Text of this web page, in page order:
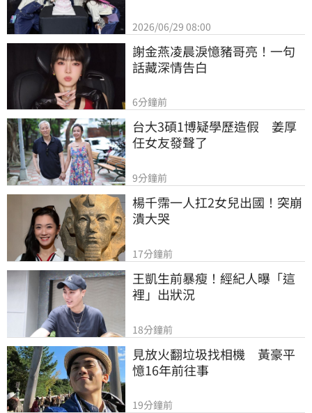
2026/06/29 08:00
謝金燕凌晨淚憶豬哥亮！一句
話藏深情告白
6分鐘前
台大3碩1博疑學歷造假　姜厚
任女友發聲了
9分鐘前
楊千霈一人扛2女兒出國！突崩
潰大哭
17分鐘前
王凱生前暴瘦！經紀人曝「這
裡」出狀況
18分鐘前
見放火翻垃圾找相機　黃豪平
憶16年前往事
19分鐘前